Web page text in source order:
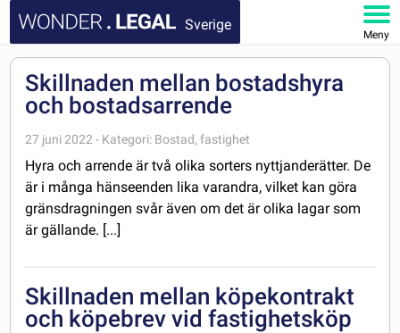
Sverige
Meny
DOKUMENT
FAQ
MITT KONTO
Skillnaden mellan bostadshyra
och bostadsarrende
27 juni 2022 - Kategori: Bostad, fastighet
Hyra och arrende är två olika sorters nyttjanderätter. De
är i många hänseenden lika varandra, vilket kan göra
gränsdragningen svår även om det är olika lagar som
är gällande. [...]
Skillnaden mellan köpekontrakt
och köpebrev vid fastighetsköp